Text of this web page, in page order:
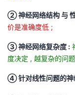
② 神经网络结构 与
价是准确度低 ;
③ 神经网络复杂度 :
度决定 , 越复杂的问
④ 针对线性问题的神